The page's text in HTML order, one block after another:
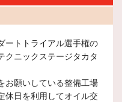
ートトライアル選手権の
クニックステージタカタ
お願いしている整備工場
休日を利用してオイル交